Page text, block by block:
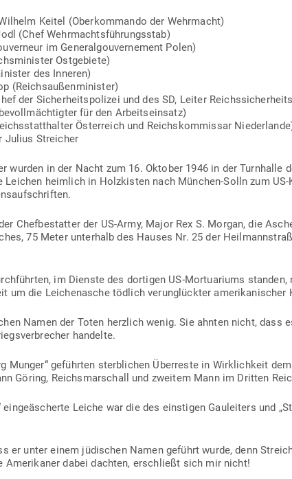
Keitel (Ober­kom­mando der Wehrmacht)
(Chef Wehrmachtsführungsstab)
im Gene­ral­gou­ver­nement Polen)
Ostgebiete)
des Inneren)
(Reichs­au­ßen­mi­nister)
der Sicher­heits­po­lizei und des SD, Leiter
für den Arbeitseinsatz)
Öster­reich und Reichs­kom­missar
Julius Streicher
wurden in der Nacht zum 16. Oktober 1946 in der Turn­halle
Leichen heimlich in Holz­kisten nach München-Solln zum
Chef­be­statter der US-Army, Major Rex S. Morgan, die
75 Meter unterhalb des Hauses Nr. 25 der
im Dienste des dor­tigen US-Mor­tua­riums
um die Lei­chen­asche tödlich ver­un­glückter ame­ri­ka­ni­scher
Namen der Toten herzlich wenig. Sie ahnten nicht, dass
handelte.
Munger“ geführten sterb­lichen Über­reste in Wirk­lichkeit
Göring, Reichs­mar­schall und zweitem Mann im Dritten
ein­ge­äscherte Leiche war die des eins­tigen Gau­leiters und
er unter einem jüdi­schen Namen geführt wurde, denn
Ame­ri­kaner dabei dachten, erschließt sich mir nicht!